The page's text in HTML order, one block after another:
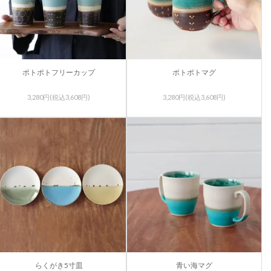
ポトポトフリーカップ
3,280円(税込3,608円)
ポトポトマグ
3,280円(税込3,608円)
らくがき5寸皿 青い海マグ